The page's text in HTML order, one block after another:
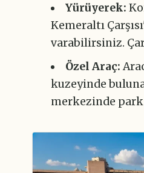
Yürüyerek:
Kemeraltı
varabilirsiniz.
Özel Araç:
kuzeyinde
merkezinde